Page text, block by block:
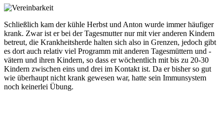
Schließlich kam der kühle Herbst und Anton wurde immer häufiger
krank. Zwar ist er bei der Tagesmutter nur mit vier anderen Kindern
betreut, die Krankheitsherde halten sich also in Grenzen, jedoch gibt
es dort auch relativ viel Programm mit anderen Tagesmüttern und -
vätern und ihren Kindern, so dass er wöchentlich mit bis zu 20-30
Kindern zwischen eins und drei im Kontakt ist. Da er bisher so gut
wie überhaupt nicht krank gewesen war, hatte sein Immunsystem
noch keinerlei Übung.